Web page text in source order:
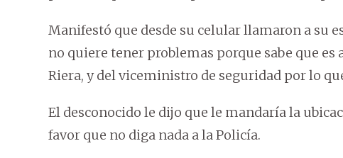
Manifestó que desde su celular llamaron a su
no quiere tener problemas porque sabe que
Riera, y del viceministro de seguridad por lo
El desconocido le dijo que le mandaría la
favor que no diga nada a la Policía.